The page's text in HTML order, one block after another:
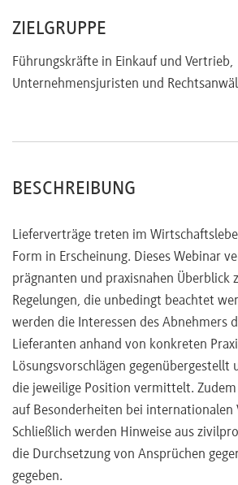
Zahlungsmodalitäten
Anspruchsdurchsetzung
Dokumentation / Darlegungs- und
Fristsetzung
ZIELGRUPPE
Führungskräfte in Einkauf und Vertrieb,
Unternehmensjuristen und
BESCHREIBUNG
Lieferverträge treten im
Form in Erscheinung. Dieses Webinar
prägnanten und praxisnahen Überblick
Regelungen, die unbedingt beachtet
werden die Interessen des Abnehmers
Lieferanten anhand von konkreten
Lösungsvorschlägen
die jeweilige Position vermittelt.
auf Besonderheiten bei internationalen
Schließlich werden Hinweise aus
die Durchsetzung von Ansprüchen
gegeben.